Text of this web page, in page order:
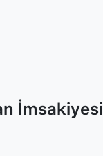
İmsakiyesi